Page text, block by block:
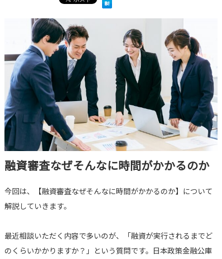
融資審査なぜそんなに時間がかかるのか
今回は、【融資審査なぜそんなに時間がかかるのか】について
解説していきます。
最近相談いただく内容で多いのが、「融資が実行されるまでど
のくらいかかりますか？」という質問です。日本政策金融公庫